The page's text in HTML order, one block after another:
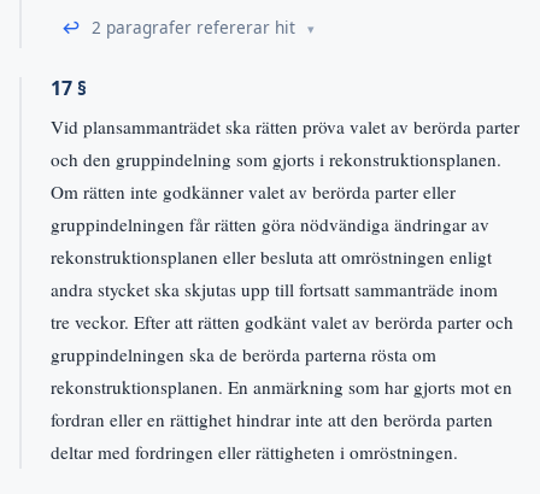
↩ 2 paragrafer refererar hit
17 §
Vid plansammanträdet ska rätten pröva valet av berörda parter
och den gruppindelning som gjorts i rekonstruktionsplanen.
Om rätten inte godkänner valet av berörda parter eller
gruppindelningen får rätten göra nödvändiga ändringar av
rekonstruktionsplanen eller besluta att omröstningen enligt
andra stycket ska skjutas upp till fortsatt sammanträde inom
tre veckor. Efter att rätten godkänt valet av berörda parter och
gruppindelningen ska de berörda parterna rösta om
rekonstruktionsplanen. En anmärkning som har gjorts mot en
fordran eller en rättighet hindrar inte att den berörda parten
deltar med fordringen eller rättigheten i omröstningen.